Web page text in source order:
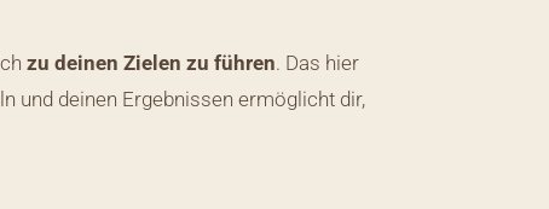
zu deinen Zielen zu führen. Das hier
und deinen Ergebnissen ermöglicht dir,